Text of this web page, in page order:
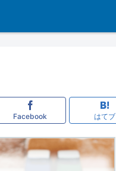
Facebook はてブ